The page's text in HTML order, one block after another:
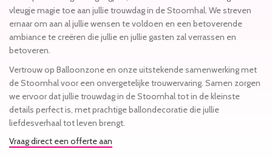
vleugje magie toe aan jullie trouwdag in de Stoomhal. We streven
ernaar om aan al jullie wensen te voldoen en een betoverende
ambiance te creëren die jullie en jullie gasten zal verrassen en
betoveren.
Vertrouw op Balloonzone en onze uitstekende samenwerking met
de Stoomhal voor een onvergetelijke trouwervaring. Samen zorgen
we ervoor dat jullie trouwdag in de Stoomhal tot in de kleinste
details perfect is, met prachtige ballondecoratie die jullie
liefdesverhaal tot leven brengt.
Vraag direct een offerte aan